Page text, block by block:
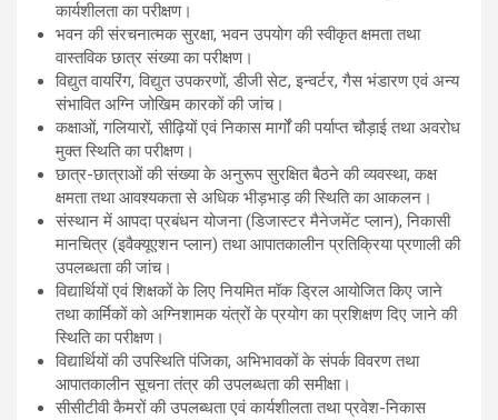
कार्यशीलता का परीक्षण।
भवन की संरचनात्मक सुरक्षा, भवन उपयोग की स्वीकृत क्षमता तथा
वास्तविक छात्र संख्या का परीक्षण।
विद्युत वायरिंग, विद्युत उपकरणों, डीजी सेट, इन्वर्टर, गैस भंडारण एवं अन्य
संभावित अग्नि जोखिम कारकों की जांच।
कक्षाओं, गलियारों, सीढ़ियों एवं निकास मार्गों की पर्याप्त चौड़ाई तथा अवरोध
मुक्त स्थिति का परीक्षण।
छात्र-छात्राओं की संख्या के अनुरूप सुरक्षित बैठने की व्यवस्था, कक्ष
क्षमता तथा आवश्यकता से अधिक भीड़भाड़ की स्थिति का आकलन।
संस्थान में आपदा प्रबंधन योजना (डिजास्टर मैनेजमेंट प्लान), निकासी
मानचित्र (इवैक्यूएशन प्लान) तथा आपातकालीन प्रतिक्रिया प्रणाली की
उपलब्धता की जांच।
विद्यार्थियों एवं शिक्षकों के लिए नियमित मॉक ड्रिल आयोजित किए जाने
तथा कार्मिकों को अग्निशामक यंत्रों के प्रयोग का प्रशिक्षण दिए जाने की
स्थिति का परीक्षण।
विद्यार्थियों की उपस्थिति पंजिका, अभिभावकों के संपर्क विवरण तथा
आपातकालीन सूचना तंत्र की उपलब्धता की समीक्षा।
सीसीटीवी कैमरों की उपलब्धता एवं कार्यशीलता तथा प्रवेश-निकास